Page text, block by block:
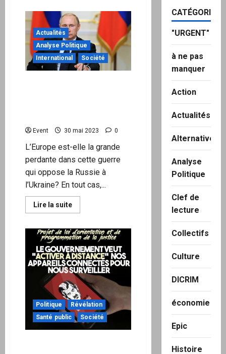
Le
champignon
Huaeir
aide
à
réparer
les
dommages
causés
Pfizer-
BioNTech
Actualités
Analyse Politique
International
Société
Event 30 mai 2023 0
L’Europe est-elle la grande
perdante dans cette guerre
qui oppose la Russie à
l’Ukraine? En tout cas,...
Lire la suiteEn
savoir
«
l’Europe
est
dominée
par
les
USA
qui
veulent
sa
mort
et
son
effondrement
est
Politique
Révélation
Santé public
Société
CATÉGORIES
"URGENT"
à ne pas
manquer
Action
Actualités
Alternatives
Analyse
Politique
Clef de
lecture
Collectifs
Culture
DICRIM
économie
Epic
Histoire